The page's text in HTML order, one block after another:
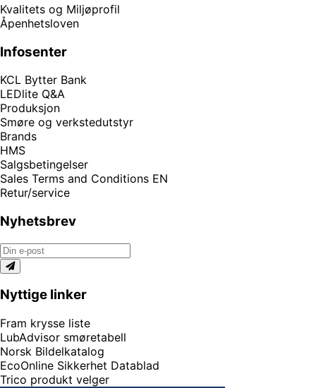
Kvalitets og Miljøprofil
Åpenhetsloven
Infosenter
KCL Bytter Bank
LEDlite Q&A
Produksjon
Smøre og verkstedutstyr
Brands
HMS
Salgsbetingelser
Sales Terms and Conditions EN
Retur/service
Nyhetsbrev
Nyttige linker
Fram krysse liste
LubAdvisor smøretabell
Norsk Bildelkatalog
EcoOnline Sikkerhet Datablad
Trico produkt velger